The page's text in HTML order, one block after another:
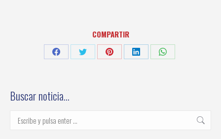
COMPARTIR
Share
Share
Share
Share
Share
Buscar noticia…
Buscar: